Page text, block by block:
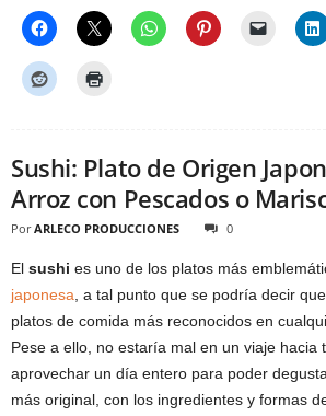
Sushi: Plato de Origen
Arroz con Pescados o
Por ARLECO PRODUCCIONES 0
El sushi es uno de los platos más
japonesa , a tal punto que se podría decir
platos de comida más reconocidos en
Pese a ello, no estaría mal en un viaje hacia
aprovechar un día entero para poder
más original, con los ingredientes y formas